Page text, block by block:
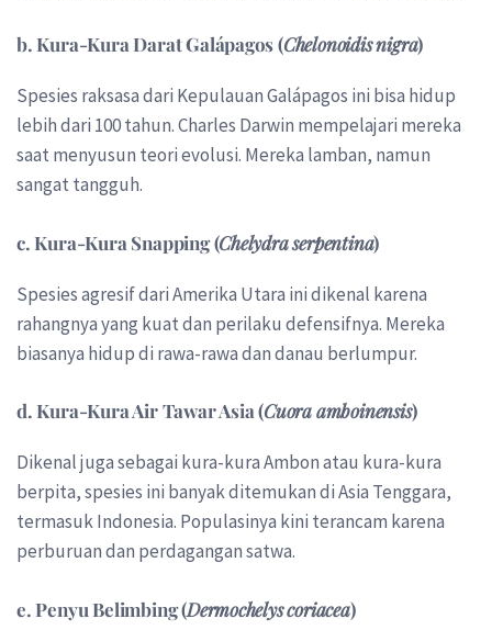
b. Kura-Kura Darat Galápagos (Chelonoidis nigra)
Spesies raksasa dari Kepulauan Galápagos ini bisa hidup
lebih dari 100 tahun. Charles Darwin mempelajari mereka
saat menyusun teori evolusi. Mereka lamban, namun
sangat tangguh.
c. Kura-Kura Snapping (Chelydra serpentina)
Spesies agresif dari Amerika Utara ini dikenal karena
rahangnya yang kuat dan perilaku defensifnya. Mereka
biasanya hidup di rawa-rawa dan danau berlumpur.
d. Kura-Kura Air Tawar Asia (Cuora amboinensis)
Dikenal juga sebagai kura-kura Ambon atau kura-kura
berpita, spesies ini banyak ditemukan di Asia Tenggara,
termasuk Indonesia. Populasinya kini terancam karena
perburuan dan perdagangan satwa.
e. Penyu Belimbing (Dermochelys coriacea)